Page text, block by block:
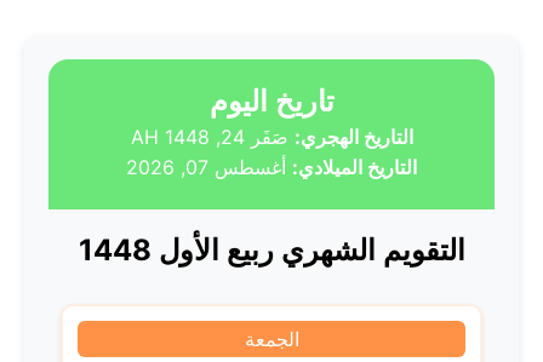
تاريخ اليوم
التاريخ الهجري: صَفَر 24, 1448 AH
التاريخ الميلادي: أغسطس 07, 2026
التقويم الشهري ربيع الأول 1448
الجمعة